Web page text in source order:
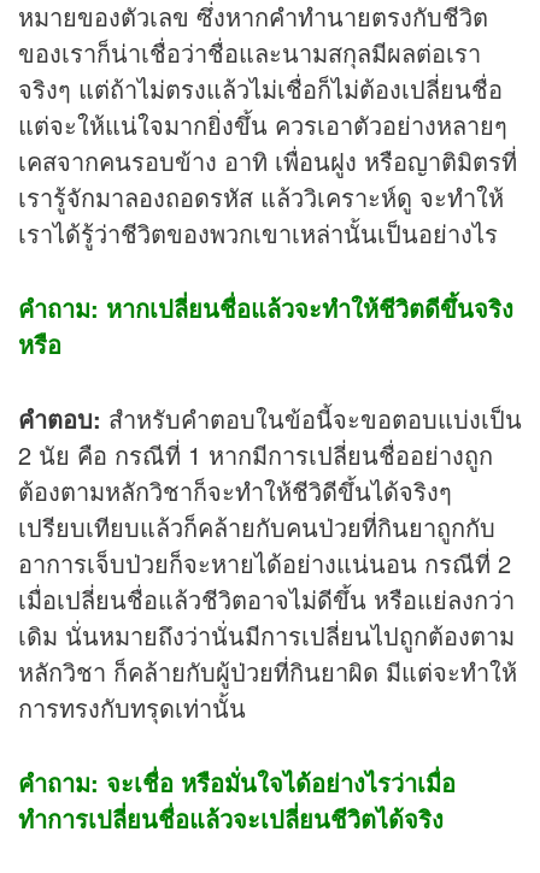
หมายของตัวเลข ซึ่งหากคำทำนายตรงกับชีวิต
ของเราก็น่าเชื่อว่าชื่อและนามสกุลมีผลต่อเรา
จริงๆ แต่ถ้าไม่ตรงแล้วไม่เชื่อก็ไม่ต้องเปลี่ยนชื่อ
แต่จะให้แน่ใจมากยิ่งขึ้น ควรเอาตัวอย่างหลายๆ
เคสจากคนรอบข้าง อาทิ เพื่อนฝูง หรือญาติมิตรที่
เรารู้จักมาลองถอดรหัส แล้ววิเคราะห์ดู จะทำให้
เราได้รู้ว่าชีวิตของพวกเขาเหล่านั้นเป็นอย่างไร
คำถาม: หากเปลี่ยนชื่อแล้วจะทำให้ชีวิตดีขึ้นจริง
หรือ
คำตอบ: สำหรับคำตอบในข้อนี้จะขอตอบแบ่งเป็น
2 นัย คือ กรณีที่ 1 หากมีการเปลี่ยนชื่ออย่างถูก
ต้องตามหลักวิชาก็จะทำให้ชีวิดีขึ้นได้จริงๆ
เปรียบเทียบแล้วก็คล้ายกับคนป่วยที่กินยาถูกกับ
อาการเจ็บป่วยก็จะหายได้อย่างแน่นอน กรณีที่ 2
เมื่อเปลี่ยนชื่อแล้วชีวิตอาจไม่ดีขึ้น หรือแย่ลงกว่า
เดิม นั่นหมายถึงว่านั่นมีการเปลี่ยนไปถูกต้องตาม
หลักวิชา ก็คล้ายกับผู้ป่วยที่กินยาผิด มีแต่จะทำให้
การทรงกับทรุดเท่านั้น
คำถาม: จะเชื่อ หรือมั่นใจได้อย่างไรว่าเมื่อ
ทำการเปลี่ยนชื่อแล้วจะเปลี่ยนชีวิตได้จริง